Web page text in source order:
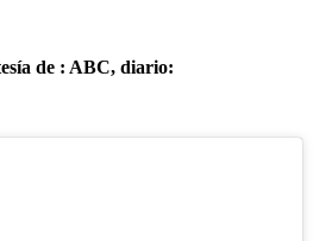
de : ABC, diario: